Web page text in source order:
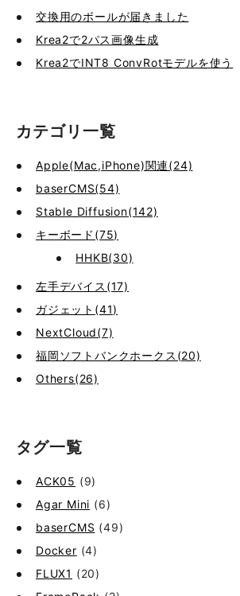
交換用のボールが届きました
Krea2で2パス画像生成
Krea2でINT8 ConvRotモデルを使う
カテゴリ一覧
Apple(Mac,iPhone)関連(24)
baserCMS(54)
Stable Diffusion(142)
キーボード(75)
HHKB(30)
左手デバイス(17)
ガジェット(41)
NextCloud(7)
福岡ソフトバンクホークス(20)
Others(26)
タグ一覧
ACK05 (9)
Agar Mini (6)
baserCMS (49)
Docker (4)
FLUX1 (20)